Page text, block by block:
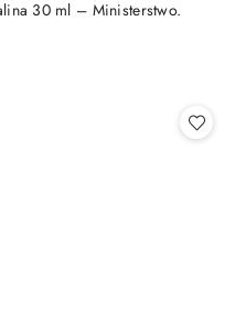
30 ml – Ministerstwo.